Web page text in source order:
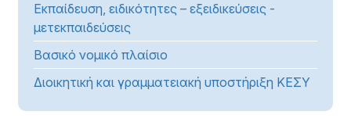
Εκπαίδευση, ειδικότητες – εξειδικεύσεις -
μετεκπαιδεύσεις
Βασικό νομικό πλαίσιο
Διοικητική και γραμματειακή υποστήριξη ΚΕΣΥ